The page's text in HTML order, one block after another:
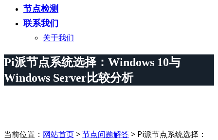
节点检测
联系我们
关于我们
Pi派节点系统选择：Windows 10与
Windows Server比较分析
当前位置： 网站首页 >节点问题解答 > Pi派节点系统选择：